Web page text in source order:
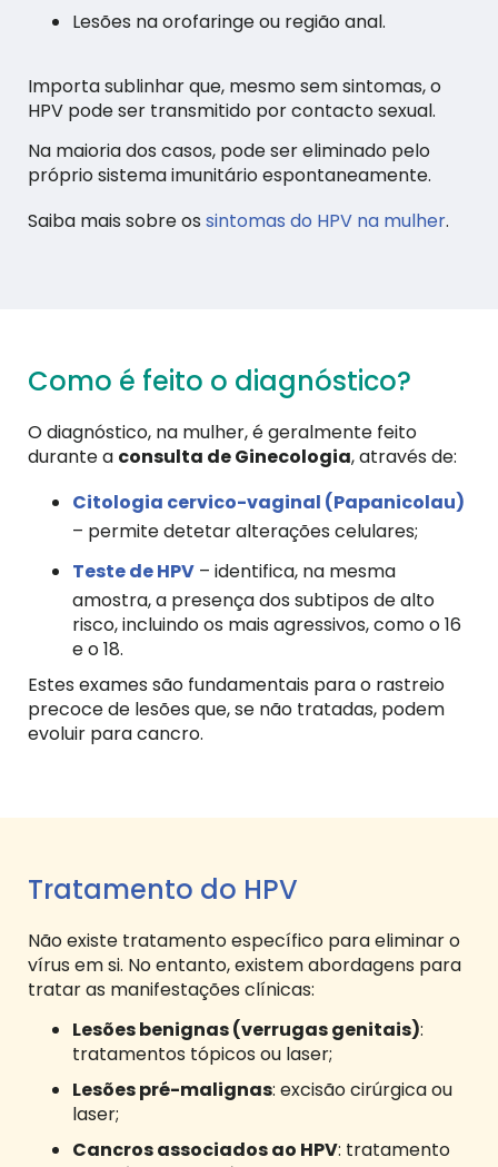
Lesões na orofaringe ou região anal.
Importa sublinhar que, mesmo sem sintomas, o
HPV pode ser transmitido por contacto sexual.
Na maioria dos casos, pode ser eliminado pelo
próprio sistema imunitário espontaneamente.
Saiba mais sobre os sintomas do HPV na mulher.
Como é feito o diagnóstico?
O diagnóstico, na mulher, é geralmente feito
durante a consulta de Ginecologia, através de:
Citologia cervico-vaginal (Papanicolau)
– permite detetar alterações celulares;
Teste de HPV – identifica, na mesma
amostra, a presença dos subtipos de alto
risco, incluindo os mais agressivos, como o 16
e o 18.
Estes exames são fundamentais para o rastreio
precoce de lesões que, se não tratadas, podem
evoluir para cancro.
Tratamento do HPV
Não existe tratamento específico para eliminar o
vírus em si. No entanto, existem abordagens para
tratar as manifestações clínicas:
Lesões benignas (verrugas genitais):
tratamentos tópicos ou laser;
Lesões pré-malignas: excisão cirúrgica ou
laser;
Cancros associados ao HPV: tratamento